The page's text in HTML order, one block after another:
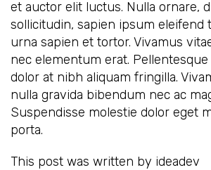
et auctor elit luctus. Nulla ornare,
sollicitudin, sapien ipsum eleifend
urna sapien et tortor. Vivamus
nec elementum erat.
dolor at nibh aliquam fringilla.
nulla gravida bibendum nec ac
Suspendisse molestie dolor eget
porta.
This post was written by ideadev